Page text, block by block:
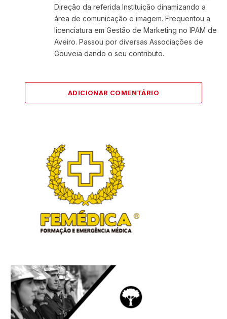
Direção da referida Instituição dinamizando a
área de comunicação e imagem. Frequentou a
licenciatura em Gestão de Marketing no IPAM de
Aveiro. Passou por diversas Associações de
Gouveia dando o seu contributo.
ADICIONAR COMENTÁRIO